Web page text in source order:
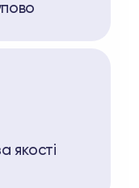
якості